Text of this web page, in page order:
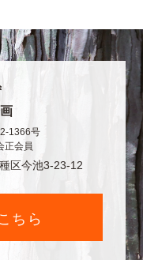
1366号
正会員
区今池3-23-12
ちら